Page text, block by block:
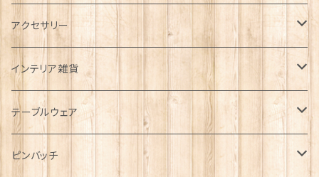
タータンネクタイ
帽子
キャップ
ハンチング帽
Tシャツ
マフラー
アクセサリー
ORTAK
ブローチ
ペンダント
インテリア雑貨
インテリア置物
ラブスプーン
テーブルウェア
ティータオル
ピンバッチ